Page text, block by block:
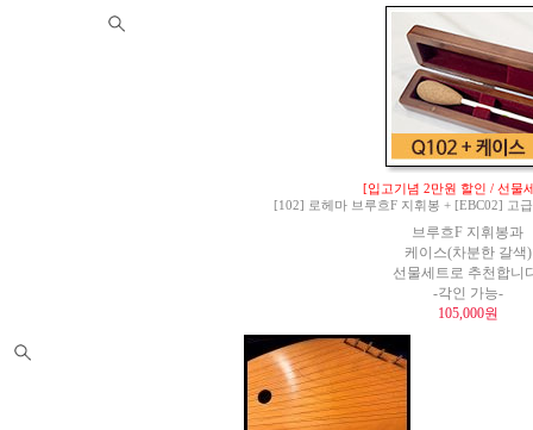
[입고기념 2만원 할인 / 선물
[102] 로헤마 브루흐F 지휘봉 + [EBC02] 고
브루흐F 지휘봉과
케이스(차분한 갈색)
선물세트로 추천합니
-각인 가능-
105,000원